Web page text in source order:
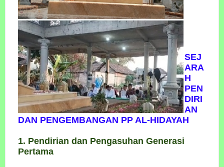
SEJ
ARA
H
PEN
DIRI
AN
DAN PENGEMBANGAN PP AL-HIDAYAH
1. Pendirian dan Pengasuhan Generasi
Pertama